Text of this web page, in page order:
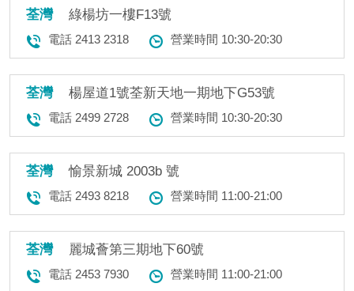
荃灣 綠楊坊一樓F13號
電話 2413 2318 營業時間 10:30-20:30
荃灣 楊屋道1號荃新天地一期地下G53號
電話 2499 2728 營業時間 10:30-20:30
荃灣 愉景新城 2003b 號
電話 2493 8218 營業時間 11:00-21:00
荃灣 麗城薈第三期地下60號
電話 2453 7930 營業時間 11:00-21:00